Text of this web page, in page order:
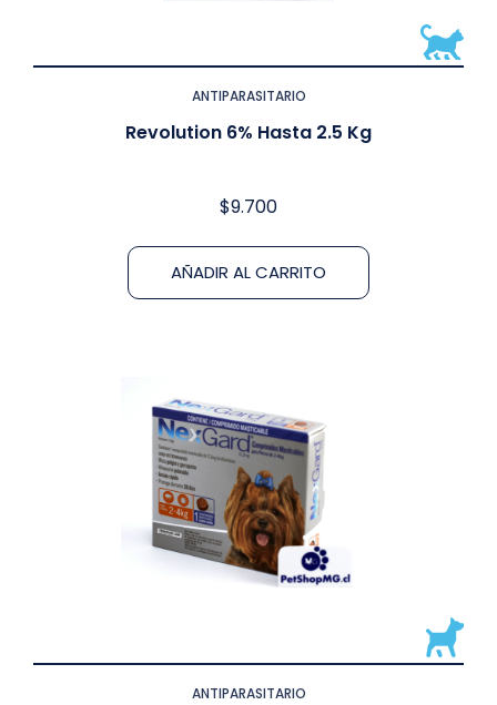
ANTIPARASITARIO
Revolution 6% Hasta 2.5 Kg
$9.700
AÑADIR AL CARRITO
ANTIPARASITARIO